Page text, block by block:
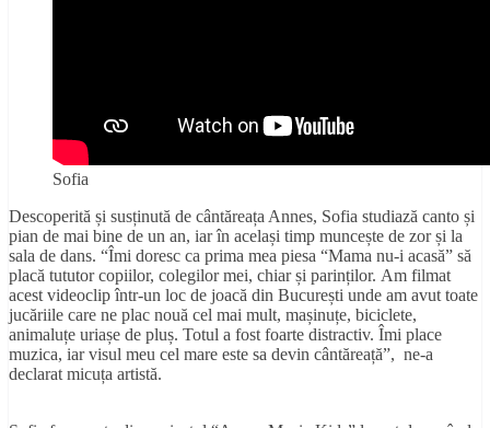
Sofia
Descoperită și susținută de cântăreața Annes, Sofia studiază canto și
pian de mai bine de un an, iar în același timp muncește de zor și la
sala de dans. “Îmi doresc ca prima mea piesa “Mama nu-i acasă” să
placă tututor copiilor, colegilor mei, chiar și parinților. Am filmat
acest videoclip într-un loc de joacă din București unde am avut toate
jucăriile care ne plac nouă cel mai mult, mașinuțe, biciclete,
animaluțe uriașe de pluș. Totul a fost foarte distractiv. Îmi place
muzica, iar visul meu cel mare este sa devin cântăreață”, ne-a
declarat micuța artistă.